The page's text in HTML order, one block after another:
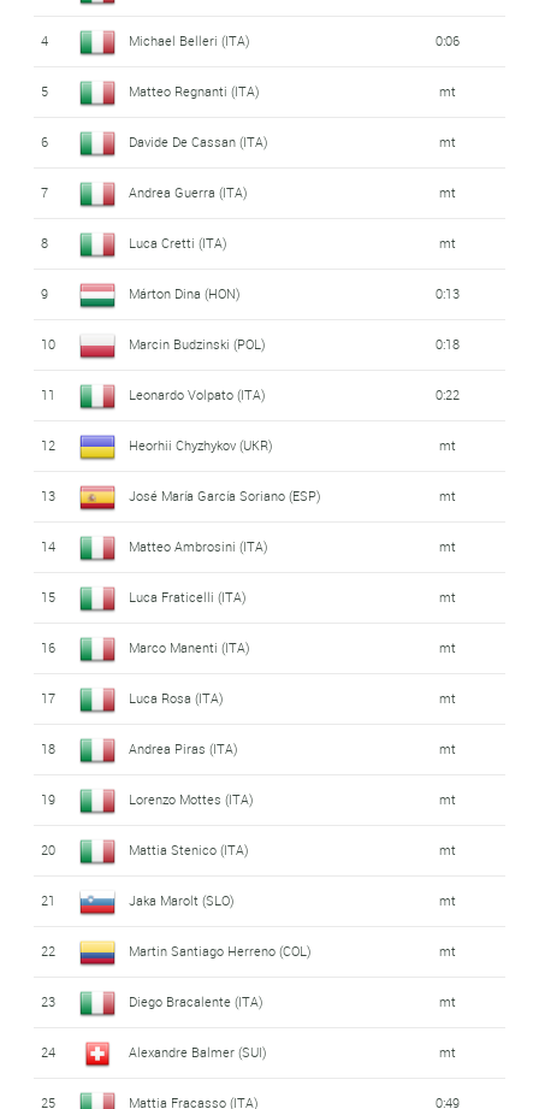
4 Michael Belleri (ITA) 0:06
5 Matteo Regnanti (ITA) mt
6 Davide De Cassan (ITA) mt
7 Andrea Guerra (ITA) mt
8 Luca Cretti (ITA) mt
9 Márton Dina (HON) 0:13
10 Marcin Budzinski (POL) 0:18
11 Leonardo Volpato (ITA) 0:22
12 Heorhii Chyzhykov (UKR) mt
13 José María García Soriano (ESP) mt
14 Matteo Ambrosini (ITA) mt
15 Luca Fraticelli (ITA) mt
16 Marco Manenti (ITA) mt
17 Luca Rosa (ITA) mt
18 Andrea Piras (ITA) mt
19 Lorenzo Mottes (ITA) mt
20 Mattia Stenico (ITA) mt
21 Jaka Marolt (SLO) mt
22 Martin Santiago Herreno (COL) mt
23 Diego Bracalente (ITA) mt
24 Alexandre Balmer (SUI) mt
25 Mattia Fracasso (ITA) 0:49